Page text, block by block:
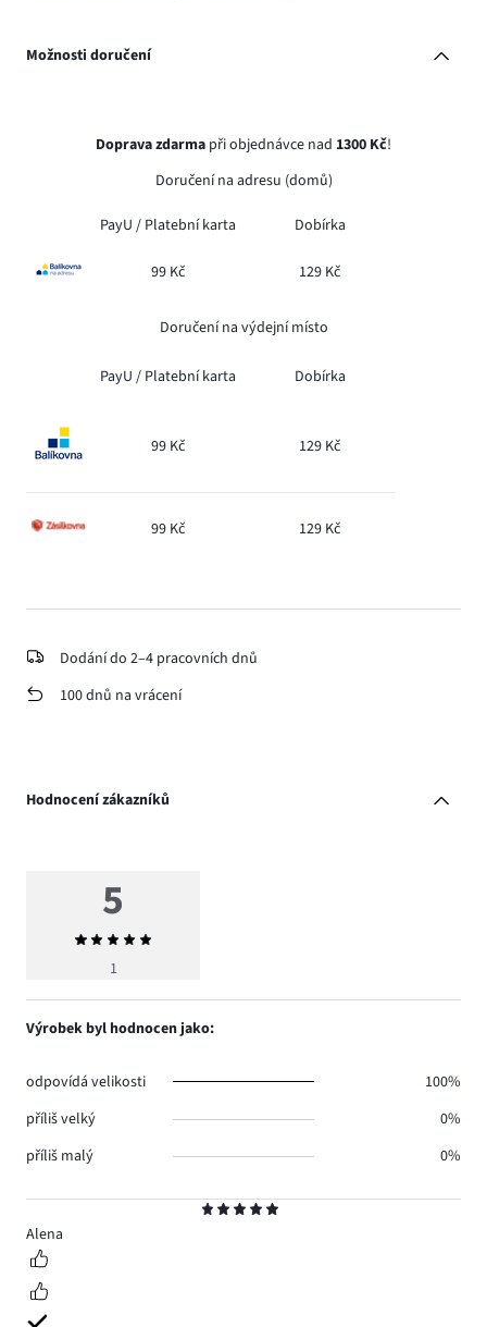
Možnosti doručení
Doprava zdarma při objednávce nad 1300 Kč!
Doručení na adresu (domů)
PayU / Platební karta Dobírka
99 Kč 129 Kč
Doručení na výdejní místo
PayU / Platební karta Dobírka
99 Kč 129 Kč
99 Kč 129 Kč
Dodání do 2–4 pracovních dnů
100 dnů na vrácení
Hodnocení zákazníků
5
Alena
5
Průměrné
hodnocení
1
Výrobek byl hodnocen jako:
odpovídá velikosti
100%
příliš velký
0%
příliš malý
0%